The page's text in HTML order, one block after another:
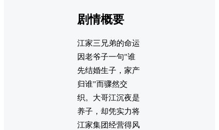
剧情概要
江家三兄弟的命运
因老爷子一句"谁
先结婚生子，家产
归谁"而骤然交
织。大哥江沉夜是
养子，却凭实力将
江家集团经营得风